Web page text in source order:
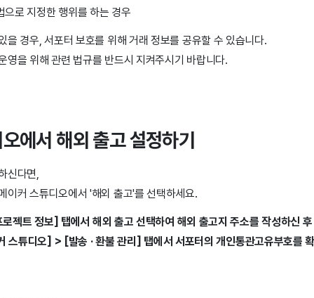
으로 지정한 행위를 하는 경우
을 경우, 서포터 보호를 위해 거래 정보를 공유할 수 있습니다.
영을 위해 관련 법규를 반드시 지켜주시기 바랍니다.
에서 해외 출고 설정하기
신다면,
이커 스튜디오에서 '해외 출고'를 선택하세요.
트 정보] 탭에서 해외 출고 선택하여 해외 출고지 주소를 작성하신 후
튜디오] > [발송 · 환불 관리] 탭에서 서포터의 개인통관고유부호를